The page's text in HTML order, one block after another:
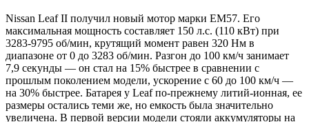
Nissan Leaf II получил новый мотор марки EM57. Его
максимальная мощность составляет 150 л.с. (110 кВт) при
3283-9795 об/мин, крутящий момент равен 320 Нм в
диапазоне от 0 до 3283 об/мин. Разгон до 100 км/ч занимает
7,9 секунды — он стал на 15% быстрее в сравнении с
прошлым поколением модели, ускорение с 60 до 100 км/ч —
на 30% быстрее. Батарея у Leaf по-прежнему литий-ионная, ее
размеры остались теми же, но емкость была значительно
увеличена. В первой версии модели стояли аккумуляторы на